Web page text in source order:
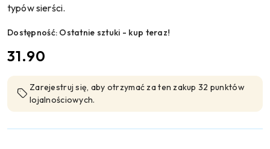
typów sierści.
Dostępność: Ostatnie sztuki - kup teraz!
cena:
31.90
Zarejestruj się, aby otrzymać za ten zakup 32 punktów
lojalnościowych.